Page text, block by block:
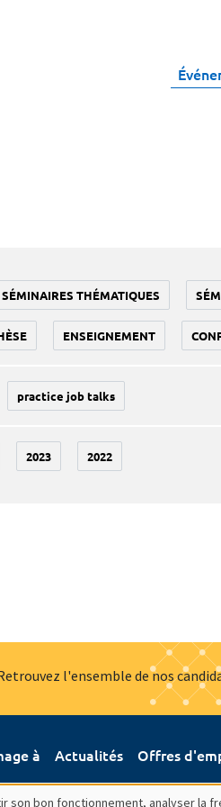
SÉMINAIRES THÉMATIQUES
ENSEIGNEMENT
practice job talks
2023 2022
l'ensemble de nos
à Actualités Offres
bon fonctionnement, analyser